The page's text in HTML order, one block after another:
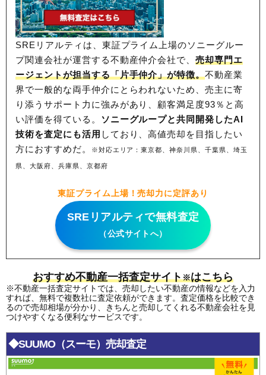
SREリアルティは、東証プライム上場のソニーグルー
プ関連会社が運営する不動産仲介会社で、売却専門エ
ージェントが担当する「片手仲介」が特徴。不動産業
界で一般的な両手仲介にとらわれないため、売主に寄
り添うサポート力に強みがあり、顧客満足度93％と高
い評価を得ている。 ソニーグループと共同開発したAI
技術を査定にも活用 しており、高値売却を目指したい
方におすすめだ。
※対応エリア：東京都、神奈川県、千葉県、埼玉
県、大阪府、兵庫県、京都府
東証プライム上場！売却力に定評あり
SREリアルティで無料査定
（公式サイトへ）
おすすめ不動産一括査定サイト※はこちら
※不動産一括査定サイトでは、売却したい不動産の情報などを入力
すれば、無料で複数社に査定依頼ができます。査定価格を比較でき
るので売却相場が分かり、きちんと売却してくれる不動産会社を見
つけやすくなる便利なサービスです。
◆SUUMO（スーモ）売却査定